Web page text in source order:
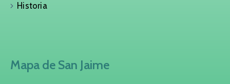
Historia
Mapa de San Jaime